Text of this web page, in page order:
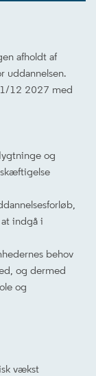
afholdt af
uddannelsen.
12 2027 med
og
indgå i
behov
og dermed
og
vækst